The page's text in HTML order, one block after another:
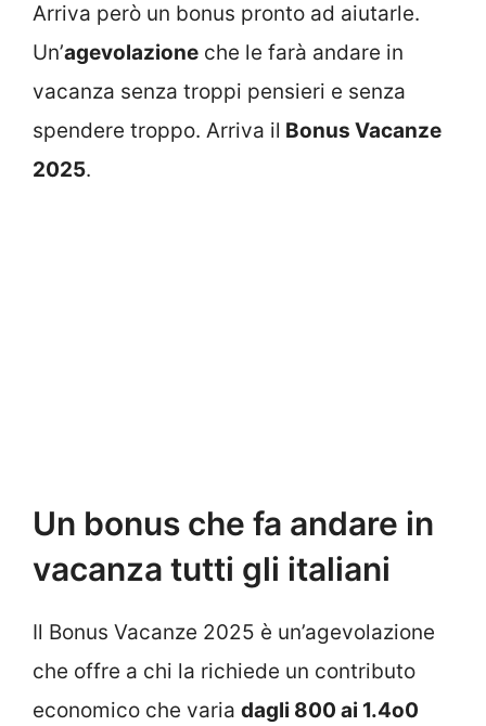
Arriva però un bonus pronto ad aiutarle.
Un’agevolazione che le farà andare in
vacanza senza troppi pensieri e senza
spendere troppo. Arriva il Bonus Vacanze
2025.
Un bonus che fa andare in
vacanza tutti gli italiani
Il Bonus Vacanze 2025 è un’agevolazione
che offre a chi la richiede un contributo
economico che varia dagli 800 ai 1.4o0